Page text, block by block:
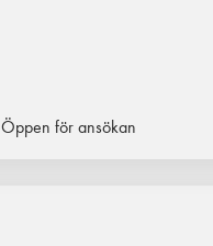
Öppen för ansökan